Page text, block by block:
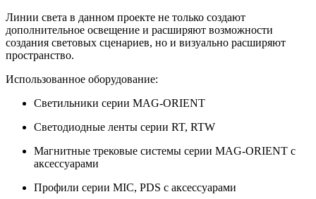
Линии света в данном проекте не только создают
дополнительное освещение и расширяют возможности
создания световых сценариев, но и визуально расширяют
пространство.
Использованное оборудование:
Светильники серии MAG-ORIENT
Светодиодные ленты серии RT, RTW
Магнитные трековые системы серии MAG-ORIENT с
аксессуарами
Профили серии MIC, PDS с аксессуарами